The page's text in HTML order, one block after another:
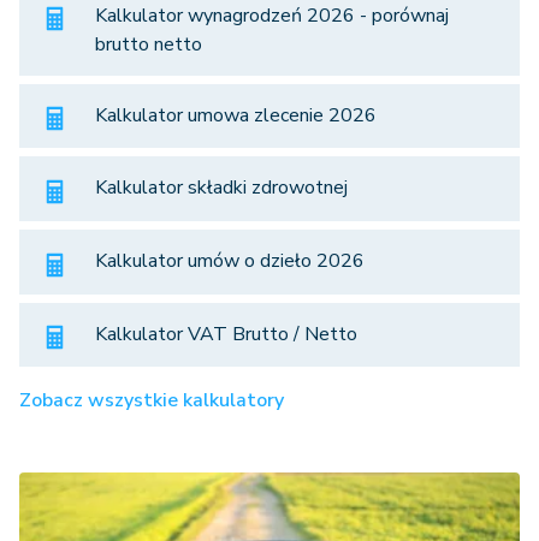
Kalkulator wynagrodzeń 2026 - porównaj
brutto netto
Kalkulator umowa zlecenie 2026
Kalkulator składki zdrowotnej
Kalkulator umów o dzieło 2026
Kalkulator VAT Brutto / Netto
Zobacz wszystkie kalkulatory